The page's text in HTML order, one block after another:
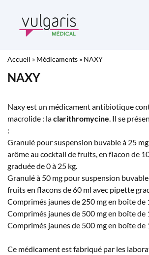
contenu
Accueil » Médicaments » NAXY
NAXY
Naxy est un médicament antibiotique
macrolide : laclarithromycine. Il se
:
Granulé pour suspension buvable à 25
arôme au cocktail de fruits, en flacon de
graduée de 0 à 25 kg.
Granulé à 50 mg pour suspension
fruits en flacons de 60 ml avec pipette
Comprimés jaunes de 250 mg en boîte de
Comprimés jaunes de 500 mg en boîte de
Comprimés jaunes de 500 mg en boîte de
Ce médicament est fabriqué par les